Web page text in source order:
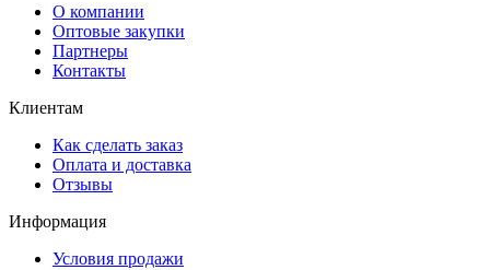
О компании
Оптовые закупки
Партнеры
Контакты
Клиентам
Как сделать заказ
Оплата и доставка
Отзывы
Информация
Условия продажи